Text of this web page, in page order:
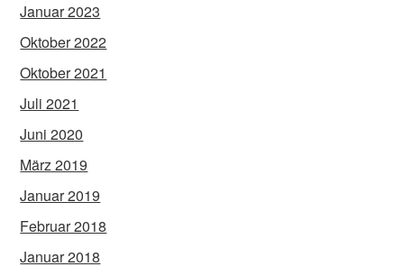
Januar 2023
Oktober 2022
Oktober 2021
Juli 2021
Juni 2020
März 2019
Januar 2019
Februar 2018
Januar 2018